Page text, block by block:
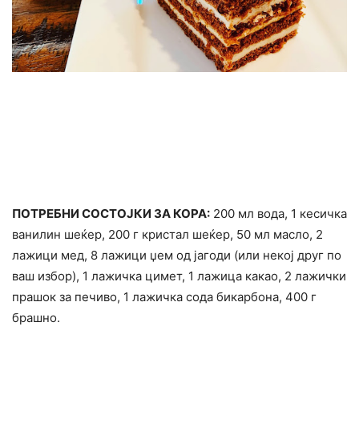
ПОТРЕБНИ СОСТОЈКИ ЗА КОРА: 200 мл вода, 1 кесичка
ванилин шеќер, 200 г кристал шеќер, 50 мл масло, 2
лажици мед, 8 лажици џем од јагоди (или некој друг по
ваш избор), 1 лажичка цимет, 1 лажица какао, 2 лажички
прашок за печиво, 1 лажичка сода бикарбона, 400 г
брашно.